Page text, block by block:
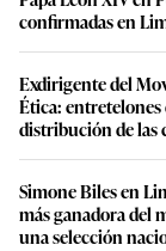
confirmadas en
Exdirigente del
Ética: entretelones
distribución de las
Simone Biles en
más ganadora del
una selección